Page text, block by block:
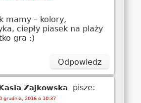
mamy – kolory,
ciepły piasek na plaży
gra :)
Odpowiedz
Kasia Zajkowska pisze:
grudnia, 2016 o 10:37